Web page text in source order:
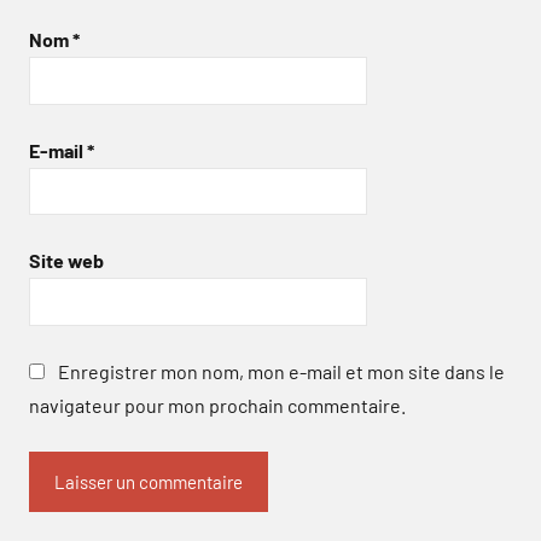
Nom*
E-mail *
Site web
Enregistrer mon nom, mon e-mail et mon site dans le
navigateur pour mon prochain commentaire.